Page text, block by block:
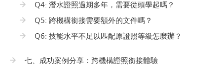
Q4: 潛水證照過期多年，需要從頭學起嗎？
Q5: 跨機構銜接需要額外的文件嗎？
Q6: 技能水平不足以匹配原證照等級怎麼辦？
七、成功案例分享：跨機構證照銜接體驗